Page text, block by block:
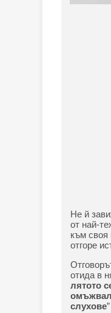
Не й
от най-
към своя
отгоре
отида в
лятото
слухове